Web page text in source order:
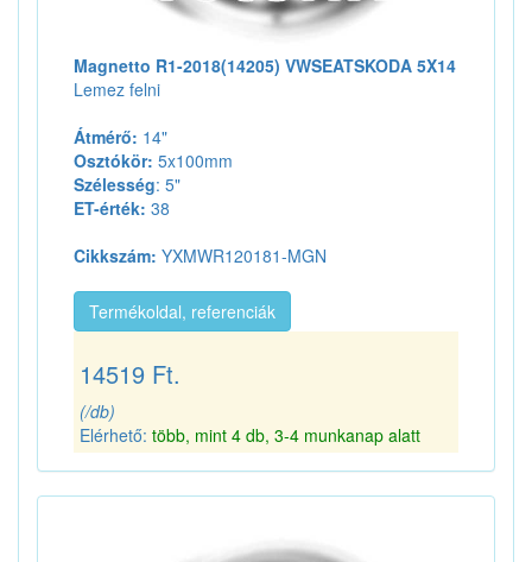
Magnetto R1-2018(14205) VWSEATSKODA 5X14
Lemez felni
Átmérő: 14"
Osztókör: 5x100mm
Szélesség: 5"
ET-érték: 38
Cikkszám: YXMWR120181-MGN
Termékoldal, referenciák
14519 Ft.
(/db)
Elérhető: több, mint 4 db, 3-4 munkanap alatt